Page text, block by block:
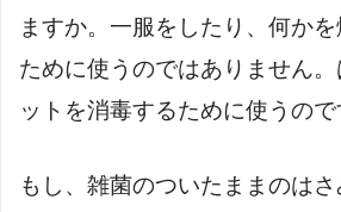
ますか。一服をしたり、何か
ために使うのではありません
ットを消毒するために使うので
もし、雑菌のついたままのは